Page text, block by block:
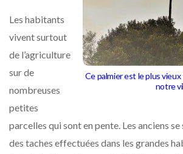
Ce palmier est le plus
notre
Les habitants
vivent surtout
de l’agriculture
sur de
nombreuses
petites
parcelles qui sont en pente. Les anciens
des taches effectuées dans les grandes